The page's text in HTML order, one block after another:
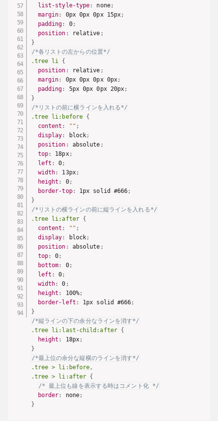
list-style-type : none;
margin : 0px 0px 0px 15px ;
padding : 0;
position : relative ;
}
/*各リストの左からの位置*/
.tree li
{
position : relative ;
margin : 0px 0px 0px 0px ;
padding : 5px 0px 0px 20px ;
}
/*リストの前に横ラインを入れる*/
.tree li:before {
content : "" ;
display : block ;
position : absolute ;
top : 18px;
left : 0 ;
width : 13px;
height : 0;
border-top: 1px solid #666 ;
}
/*リストの横ラインの前に縦ラインを入れる*/
.tree li:after {
content : "" ;
display : block ;
position : absolute ;
top : 0 ;
bottom : 0;
left : 0 ;
width : 0 ;
height : 100%;
border-left : 1px solid #666 ;
}
/*縦ラインの下の余分なラインを消す*/
.tree li:last-child:after {
height : 18px;
}
/*最上位の余分な縦横のラインを消す*/
.tree > li:before,
.tree > li:after {
/* 最上位も線を表示する時はコメント化 */
border : none;
}